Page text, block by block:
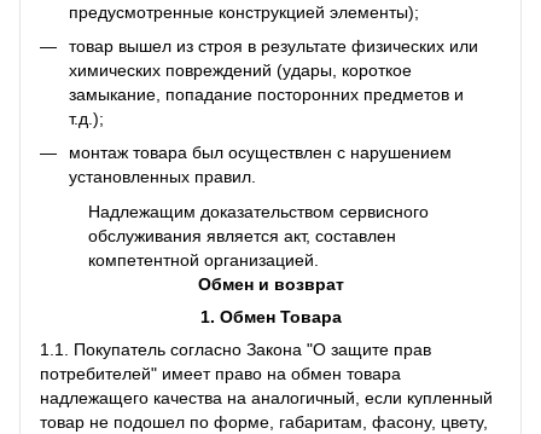
предусмотренные конструкцией элементы);
товар вышел из строя в результате физических или
химических повреждений (удары, короткое
замыкание, попадание посторонних предметов и
т.д.);
монтаж товара был осуществлен с нарушением
установленных правил.
Надлежащим доказательством сервисного
обслуживания является акт, составлен
компетентной организацией.
Обмен и возврат
1. Обмен Товара
1.1. Покупатель согласно Закона "О защите прав
потребителей" имеет право на обмен товара
надлежащего качества на аналогичный, если купленный
товар не подошел по форме, габаритам, фасону, цвету,